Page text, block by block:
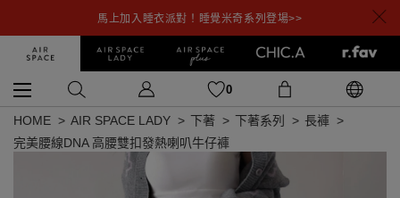
馬上加入睡衣派對！睡覺米奇系列登場>>
0
HOME AIR SPACE LADY 下著 下著系列
長褲
完美腰線DNA 高腰雙扣發熱喇叭牛仔褲